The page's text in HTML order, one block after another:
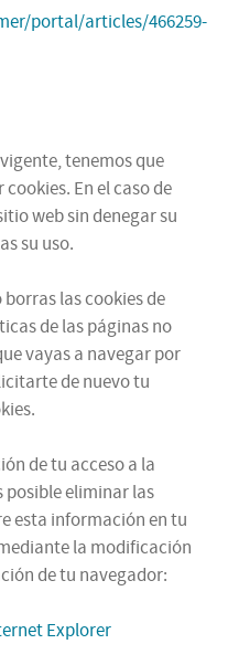
portal/articles/466259-
tenemos que
En el caso de
web sin denegar su
su uso.
borras las cookies de
de las páginas no
vayas a navegar por
de nuevo tu
de tu acceso a la
posible eliminar las
esta información en tu
la modificación
de tu navegador:
Explorer